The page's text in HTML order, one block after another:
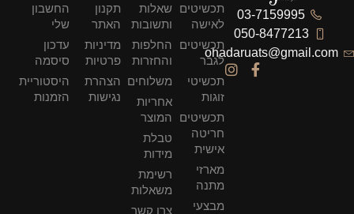
03-7159995
050-8477213
ohadaruats@gmail.com
תכשיטים
לאישה
תכשיטים
לגבר
תכשיטי
זוגות
תכשיטים
חריטה
אישית
מארזי
מתנה
מבצעי
שאלות
ותשובות
החלפות
והחזרות
משלוחים
אחריות
המוצר
טבלת
מידות
רשימת
משאלות
צרו קשר
תקנון
האתר
מדיניות
פרטיות
הצהרת
נגישות
החשבון
שלי
עדכון
סיסמה
היסטוריית
הזמנות